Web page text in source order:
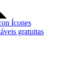
Ícones
gratuitas